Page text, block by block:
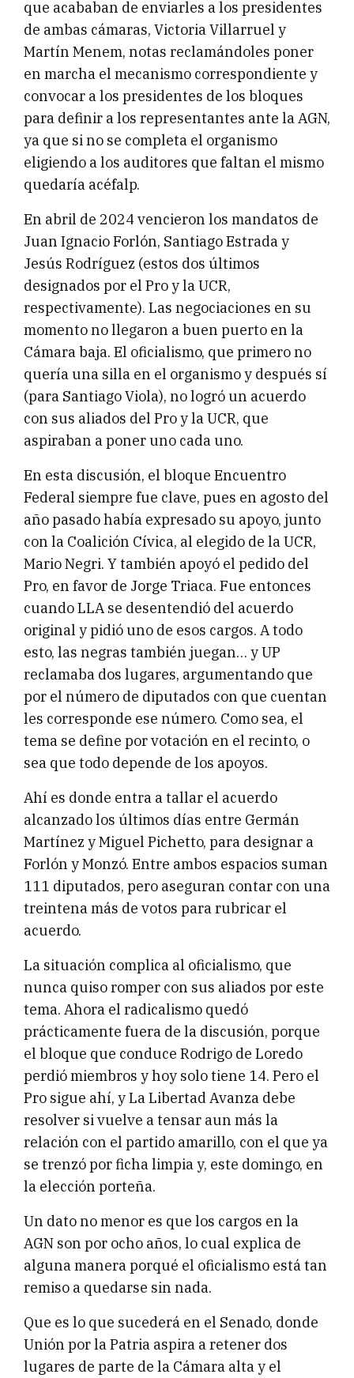
que acababan de enviarles a los presidentes
de ambas cámaras, Victoria Villarruel y
Martín Menem, notas reclamándoles poner
en marcha el mecanismo correspondiente y
convocar a los presidentes de los bloques
para definir a los representantes ante la AGN,
ya que si no se completa el organismo
eligiendo a los auditores que faltan el mismo
quedaría acéfalp.
En abril de 2024 vencieron los mandatos de
Juan Ignacio Forlón, Santiago Estrada y
Jesús Rodríguez (estos dos últimos
designados por el Pro y la UCR,
respectivamente). Las negociaciones en su
momento no llegaron a buen puerto en la
Cámara baja. El oficialismo, que primero no
quería una silla en el organismo y después sí
(para Santiago Viola), no logró un acuerdo
con sus aliados del Pro y la UCR, que
aspiraban a poner uno cada uno.
En esta discusión, el bloque Encuentro
Federal siempre fue clave, pues en agosto del
año pasado había expresado su apoyo, junto
con la Coalición Cívica, al elegido de la UCR,
Mario Negri. Y también apoyó el pedido del
Pro, en favor de Jorge Triaca. Fue entonces
cuando LLA se desentendió del acuerdo
original y pidió uno de esos cargos. A todo
esto, las negras también juegan… y UP
reclamaba dos lugares, argumentando que
por el número de diputados con que cuentan
les corresponde ese número. Como sea, el
tema se define por votación en el recinto, o
sea que todo depende de los apoyos.
Ahí es donde entra a tallar el acuerdo
alcanzado los últimos días entre Germán
Martínez y Miguel Pichetto, para designar a
Forlón y Monzó. Entre ambos espacios suman
111 diputados, pero aseguran contar con una
treintena más de votos para rubricar el
acuerdo.
La situación complica al oficialismo, que
nunca quiso romper con sus aliados por este
tema. Ahora el radicalismo quedó
prácticamente fuera de la discusión, porque
el bloque que conduce Rodrigo de Loredo
perdió miembros y hoy solo tiene 14. Pero el
Pro sigue ahí, y La Libertad Avanza debe
resolver si vuelve a tensar aun más la
relación con el partido amarillo, con el que ya
se trenzó por ficha limpia y, este domingo, en
la elección porteña.
Un dato no menor es que los cargos en la
AGN son por ocho años, lo cual explica de
alguna manera porqué el oficialismo está tan
remiso a quedarse sin nada.
Que es lo que sucederá en el Senado, donde
Unión por la Patria aspira a retener dos
lugares de parte de la Cámara alta y el